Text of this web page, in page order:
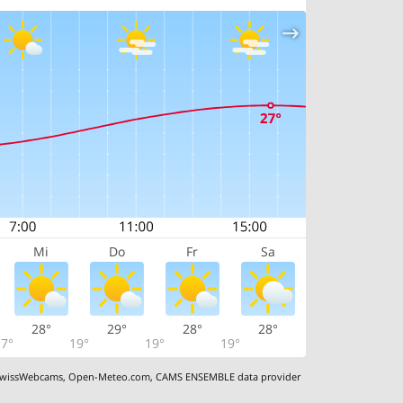
Mi Do Fr Sa
28°
19°
29°
19°
28°
19°
28°
,Open-Meteo.com,CAMS ENSEMBLE data provider